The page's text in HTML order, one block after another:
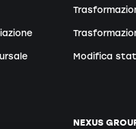
Modifica
NEXUS